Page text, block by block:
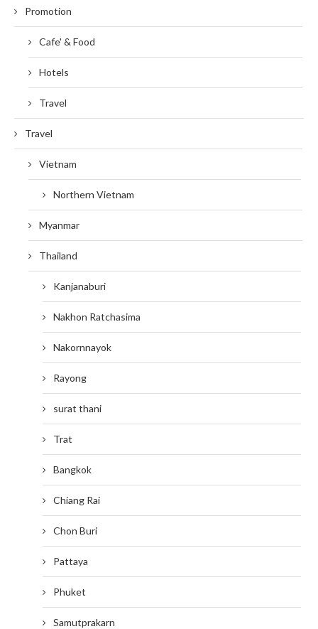
Promotion
Cafe' & Food
Hotels
Travel
Travel
Vietnam
Northern Vietnam
Myanmar
Thailand
Kanjanaburi
Nakhon Ratchasima
Nakornnayok
Rayong
surat thani
Trat
Bangkok
Chiang Rai
Chon Buri
Pattaya
Phuket
Samutprakarn